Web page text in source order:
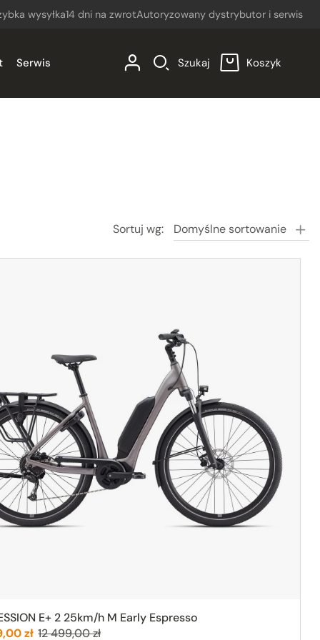
wysyłka14 dni na zwrotAutoryzowany dystrybutor i serwis
Serwis Szukaj Koszyk
Sortuj wg: Domyślne sortowanie
E+ 2 25km/h M Early Espresso
zł Poprzednia cena:
12 499,00 zł